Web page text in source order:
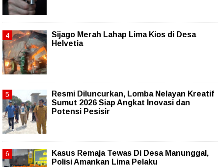
Sijago Merah Lahap Lima Kios di Desa
Helvetia
Resmi Diluncurkan, Lomba Nelayan Kreatif
Sumut 2026 Siap Angkat Inovasi dan
Potensi Pesisir
Kasus Remaja Tewas Di Desa Manunggal,
Polisi Amankan Lima Pelaku